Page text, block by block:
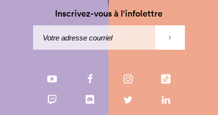
Inscrivez-vous à l'infolettre